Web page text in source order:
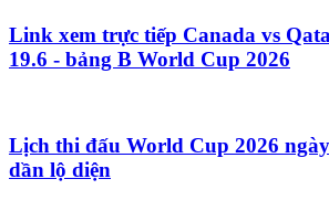
Link xem trực tiếp Canada vs
19.6 - bảng B World Cup 2026
Lịch thi đấu World Cup 2026
dần lộ diện